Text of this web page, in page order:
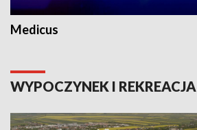
Medicus
WYPOCZYNEK I REKREACJA